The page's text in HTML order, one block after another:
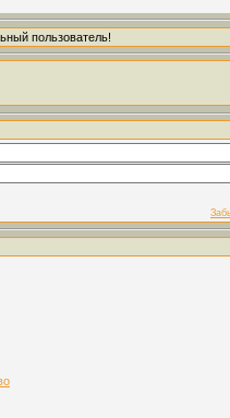
пользователь!